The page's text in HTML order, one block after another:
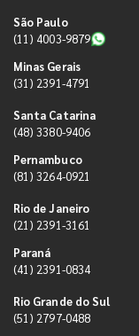
São Paulo
(11) 4003-9879
Minas Gerais
(31) 2391-4791
Santa Catarina
(48) 3380-9406
Pernambuco
(81) 3264-0921
Rio de Janeiro
(21) 2391-3161
Paraná
(41) 2391-0834
Rio Grande do Sul
(51) 2797-0488